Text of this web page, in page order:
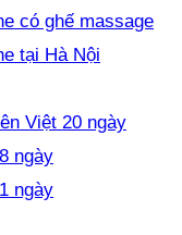
có ghế massage
tại Hà Nội
Việt 20 ngày
ngày
ngày